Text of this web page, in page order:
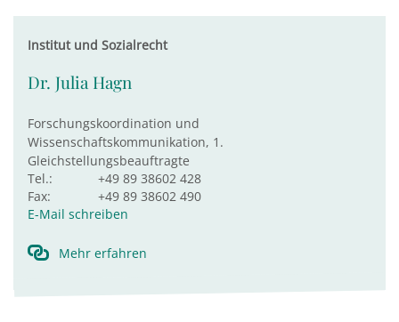
Institut und Sozialrecht
Dr. Julia Hagn
Forschungskoordination und
Wissenschaftskommunikation, 1.
Gleichstellungsbeauftragte
Tel.:
+49 89 38602 428
Fax:
+49 89 38602 490
E-Mail schreiben
Mehr erfahren